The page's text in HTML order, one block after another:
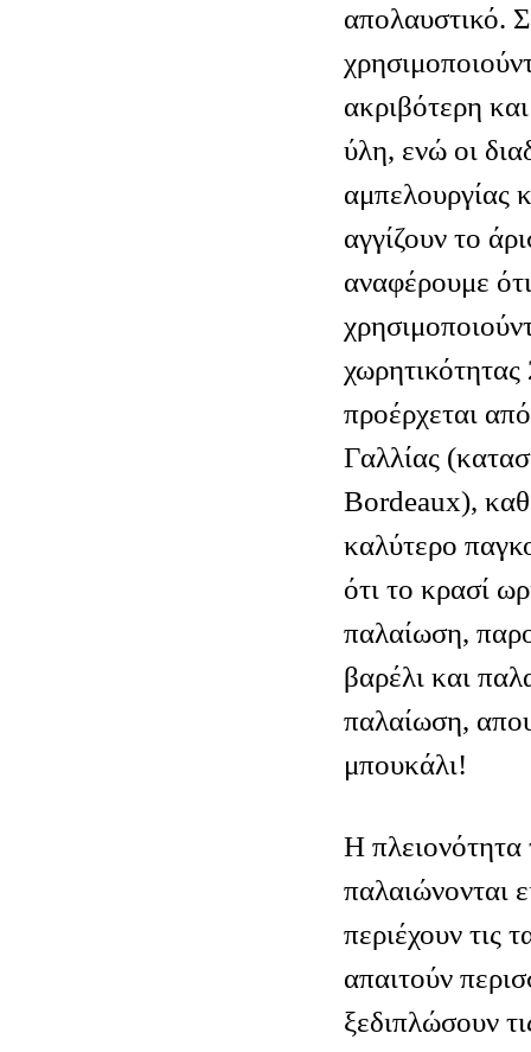
απολαυστικό.
ακριβότερη
ύλη, ενώ οι
αμπελουργίας
αγγίζουν το
αναφέρουμε
προέρχεται
Γαλλίας
Bordeaux),
καλύτερο
ότι το κρασί
παλαίωση,
βαρέλι και
παλαίωση,
μπουκάλι!
Η
παλαιώνονται
περιέχουν τις
απαιτούν
ξεδιπλώσουν